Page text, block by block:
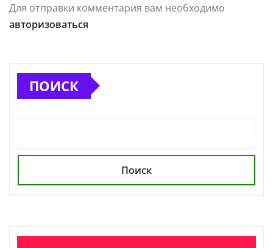
Для отправки комментария вам необходимо
авторизоваться
ПОИСК
Поиск